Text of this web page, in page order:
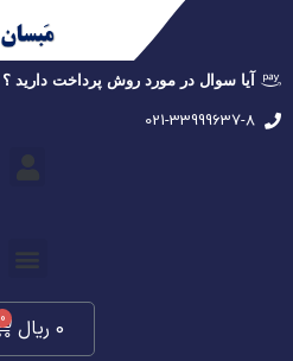
آیا سوال در مورد روش پرداخت دارید ؟
021-33999637-8
0 ریال 0